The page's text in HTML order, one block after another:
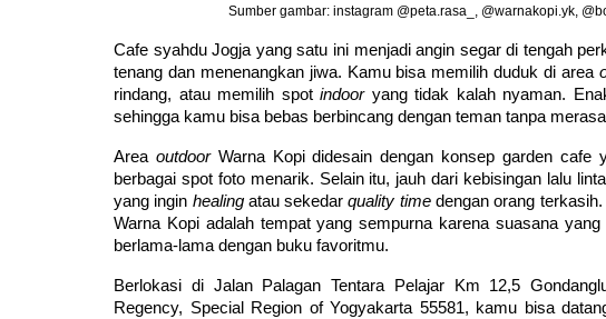
Sumber gambar: instagram @peta.rasa_, @warnakopi.yk,
Cafe syahdu Jogja yang satu ini menjadi angin segar di tengah
tenang dan menenangkan jiwa. Kamu bisa memilih duduk di area
rindang, atau memilih spot indoor yang tidak kalah nyaman.
sehingga kamu bisa bebas berbincang dengan teman tanpa
Area outdoor Warna Kopi didesain dengan konsep garden cafe
berbagai spot foto menarik. Selain itu, jauh dari kebisingan lalu
yang ingin healing atau sekedar quality time dengan orang
Warna Kopi adalah tempat yang sempurna karena suasana
berlama-lama dengan buku favoritmu.
Berlokasi di Jalan Palagan Tentara Pelajar Km 12,5
Regency, Special Region of Yogyakarta 55581, kamu bisa